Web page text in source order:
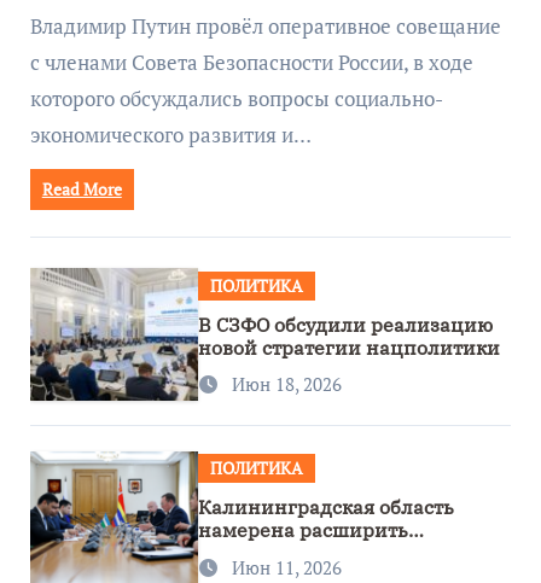
руководством Путина
Владимир Путин провёл оперативное совещание
с членами Совета Безопасности России, в ходе
которого обсуждались вопросы социально-
экономического развития и…
Read More
ПОЛИТИКА
В СЗФО обсудили реализацию
новой стратегии нацполитики
Июн 18, 2026
ПОЛИТИКА
Калининградская область
намерена расширить
сотрудничество с Узбекистаном
Июн 11, 2026